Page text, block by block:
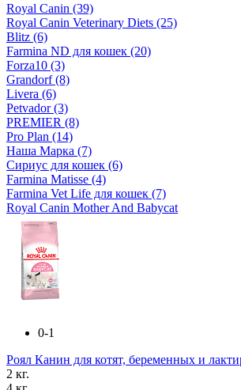
Royal Canin (39)
Royal Canin Veterinary Diets (25)
Blitz (6)
Farmina ND для кошек (20)
Forza10 (3)
Grandorf(8)
Livera (6)
Petvador(3)
PREMIER (8)
Pro Plan (14)
Наша Марка (7)
Сириус для кошек (6)
Farmina Matisse (4)
Farmina Vet Life для кошек (7)
Royal Canin Mother And Babycat
0-1
Роял Канин для котят, беременных и
2 кг.